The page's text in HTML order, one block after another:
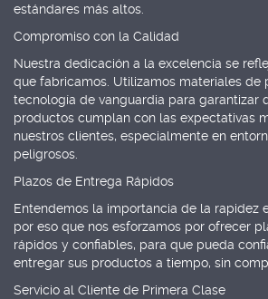
estándares más altos.
Compromiso con la Calidad
Nuestra dedicación a la excelencia se
que fabricamos. Utilizamos materiales de
tecnología de vanguardia para garantizar
productos cumplan con las expectativas
nuestros clientes, especialmente en
peligrosos.
Plazos de Entrega Rápidos
Entendemos la importancia de la rapidez
por eso que nos esforzamos por ofrecer
rápidos y confiables, para que pueda
entregar sus productos a tiempo, sin
Servicio al Cliente de Primera Clase